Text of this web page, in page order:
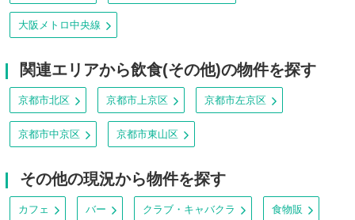
大阪メトロ中央線
関連エリアから飲食(その他)の物件を探す
京都市北区 京都市上京区 京都市左京区
京都市中京区 京都市東山区
その他の現況から物件を探す
カフェ バー クラブ・キャバクラ 食物販